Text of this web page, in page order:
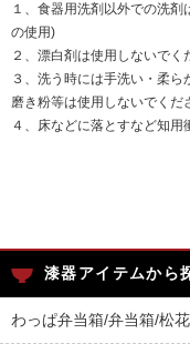
１、食器用洗剤以外での洗
の使用)
２、漂白剤は使用しないでく
３、洗う時には手洗い・柔ら
磨き粉等は使用しないでくだ
４、床などに落とすなど知用
漆器アイテムから
わっぱ弁当箱/弁当箱/松